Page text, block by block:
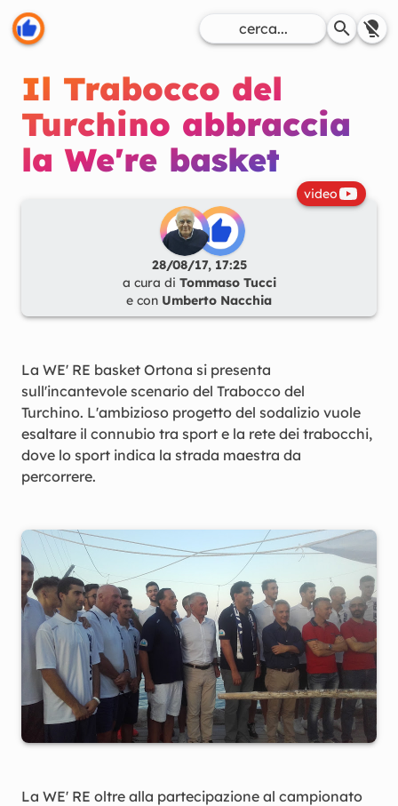
Il Trabocco del
Turchino abbraccia
la We're basket
video
28/08/17, 17:25
a cura di Tommaso Tucci
e con Umberto Nacchia
La WE' RE basket Ortona si presenta
sull'incantevole scenario del Trabocco del
Turchino. L'ambizioso progetto del sodalizio vuole
esaltare il connubio tra sport e la rete dei trabocchi,
dove lo sport indica la strada maestra da
percorrere.
La WE' RE oltre alla partecipazione al campionato